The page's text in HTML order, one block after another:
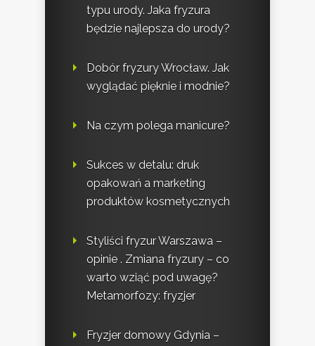
typu urody. Jaka fryzura
będzie najlepsza do urody?
Dobór fryzury Wrocław. Jak
wyglądać pięknie i modnie?
Na czym polega manicure?
Sukces w detalu: druk
opakowań a marketing
produktów kosmetycznych
Styliści fryzur Warszawa –
opinie . Zmiana fryzury – co
warto wziąć pod uwagę?
Metamorfozy: fryzjer
Fryzjer domowy Gdynia –